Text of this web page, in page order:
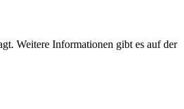
Weitere Informationen gibt es auf der